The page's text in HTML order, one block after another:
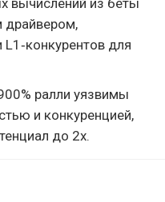
драйвером,
для
ралли уязвимы
и конкуренцией,
до 2x.